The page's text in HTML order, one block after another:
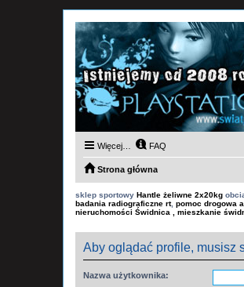
Więcej… FAQ
Strona główna
sklep sportowy Hantle żeliwne 2x20kg
badania radiograficzne rt, pomoc drogowa
nieruchomości Świdnica , mieszkanie
Aby oglądać profile, musisz
Nazwa użytkownika: